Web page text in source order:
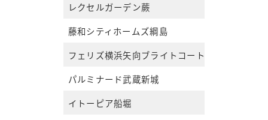
レクセルガーデン蕨
藤和シティホームズ綱島
フェリズ横浜矢向ブライトコート
パルミナード武蔵新城
イトーピア船堀